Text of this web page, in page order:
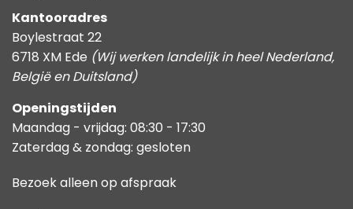
Kantooradres
Boylestraat 22
6718 XM Ede (Wij werken landelijk in heel Nederland,
België en Duitsland)
Openingstijden
Maandag - vrijdag: 08:30 - 17:30
Zaterdag & zondag: gesloten
Bezoek alleen op afspraak